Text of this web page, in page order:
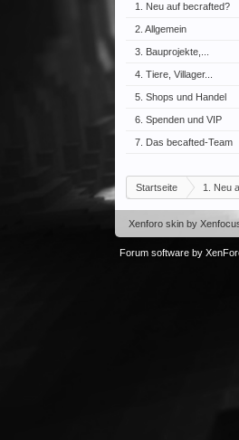
1. Neu auf becrafted?
2. Allgemein
3. Bauprojekte,...
4. Tiere, Villager...
5. Shops und Handel
6. Spenden und VIP
7. Das becafted-Team
Startseite 1. Neu
Xenforo skin by
Forum software by